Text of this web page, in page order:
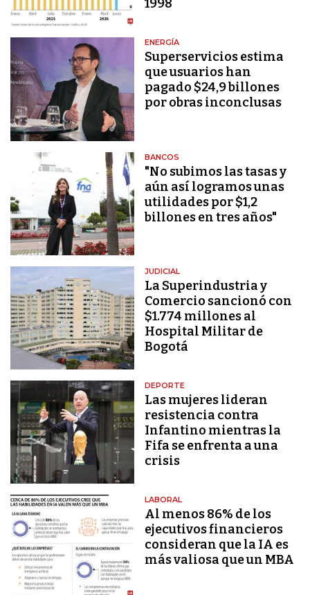
1998
ENERGÍA
Superservicios estima
que usuarios han
pagado $24,9 billones
por obras inconclusas
BANCOS
"No subimos las tasas y
aún así logramos unas
utilidades por $1,2
billones en tres años"
JUDICIAL
La Superindustria y
Comercio sancionó con
$1.774 millones al
Hospital Militar de
Bogotá
DEPORTE
Las mujeres lideran
resistencia contra
Infantino mientras la
Fifa se enfrenta a una
crisis
LABORAL
Al menos 86% de los
ejecutivos financieros
consideran que la IA es
más valiosa que un MBA